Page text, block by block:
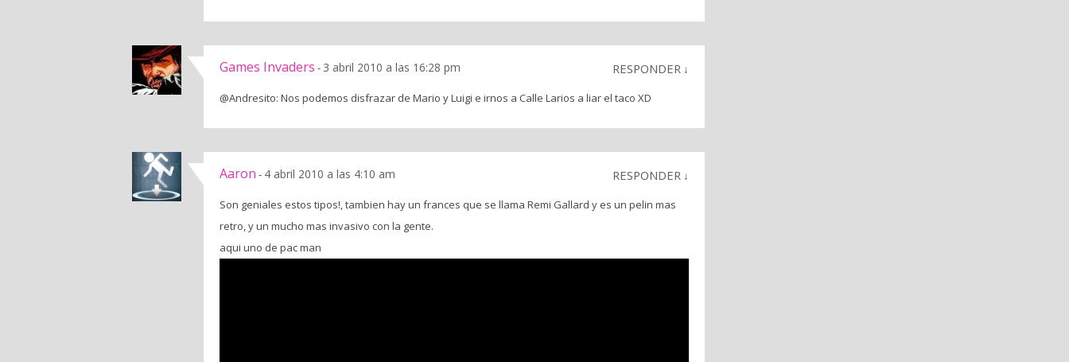
Games Invaders - 3 abril 2010 a las 16:28 pm RESPONDER ↓
@Andresito: Nos podemos disfrazar de Mario y Luigi e irnos a Calle Larios a liar el taco XD
Aaron - 4 abril 2010 a las 4:10 am RESPONDER ↓
Son geniales estos tipos!, tambien hay un frances que se llama Remi Gallard y es un pelin mas
retro, y un mucho mas invasivo con la gente.
aqui uno de pac man